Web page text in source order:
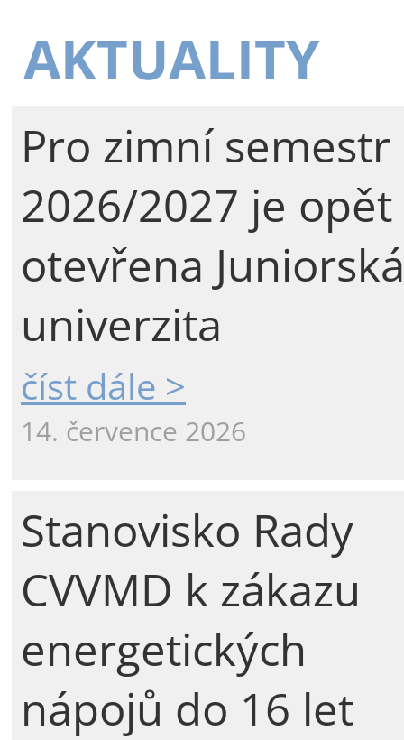
AKTUALITY
Pro zimní semestr
2026/2027 je opět
otevřena Juniorská
univerzita
číst dále >
14. července 2026
Stanovisko Rady
CVVMD k zákazu
energetických
nápojů do 16 let